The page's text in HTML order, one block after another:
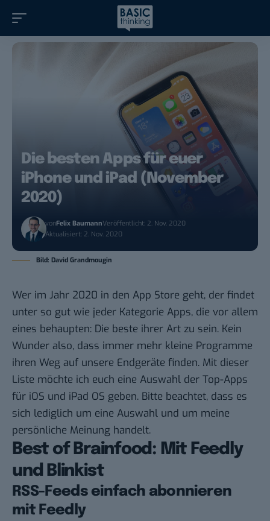
Die besten Apps für euer
iPhone und iPad (November
2020)
vonFelix BaumannVeröffentlicht: 2. Nov. 2020
Aktualisiert: 2. Nov. 2020
Bild: David Grandmougin
Wer im Jahr 2020 in den App Store geht, der findet
unter so gut wie jeder Kategorie Apps, die vor allem
eines behaupten: Die beste ihrer Art zu sein. Kein
Wunder also, dass immer mehr kleine Programme
ihren Weg auf unsere Endgeräte finden. Mit dieser
Liste möchte ich euch eine Auswahl der Top-Apps
für iOS und iPad OS geben. Bitte beachtet, dass es
sich lediglich um eine Auswahl und um meine
persönliche Meinung handelt.
Best of Brainfood: Mit Feedly
und Blinkist
RSS-Feeds einfach abonnieren
mit Feedly